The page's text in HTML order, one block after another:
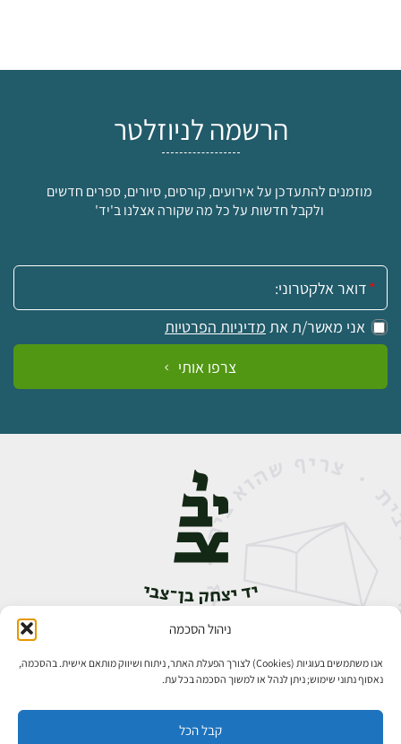
ניהול הסכמה
אנו משתמשים בעוגיות (Cookies) לצורך הפעלת האתר, ניתוח ושיווק מותאם אישית. בהסכמה,
נאסוף נתוני שימוש; ניתן לנהל או למשוך הסכמה בכל עת.
קבל הכל
הרשמה לניוזלטר
מוזמנים להתעדכן על אירועים, קורסים, סיורים, ספרים חדשים
ולקבל חדשות על כל מה שקורה אצלנו ב'יד'
אימייל:
אני מאשר/ת את מדיניות הפרטיות
צרפו אותי
אבן גבירול 14, רחביה, ירושלים